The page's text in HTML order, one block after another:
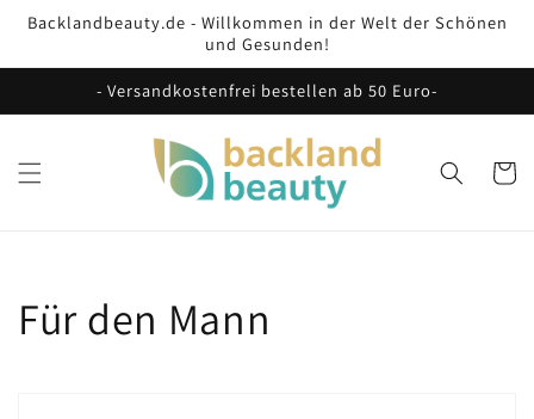
zum
Backlandbeauty.de - Willkommen in der Welt der Schönen
und Gesunden!
- Versandkostenfrei bestellen ab 50 Euro-
K
Für den Mann